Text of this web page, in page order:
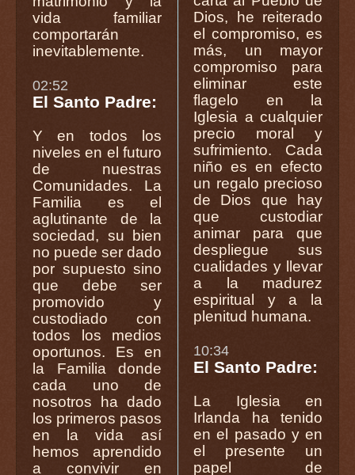
vida familiar
comportarán
inevitablemente.
02:52
El Santo Padre:
Y en todos los
niveles en el futuro
de nuestras
Comunidades. La
Familia es el
aglutinante de la
sociedad, su bien
no puede ser dado
por supuesto sino
que debe ser
promovido y
custodiado con
todos los medios
oportunos. Es en
la Familia donde
cada uno de
nosotros ha dado
los primeros pasos
en la vida así
hemos aprendido
a convivir en
Dios, he reiterado
el compromiso, es
más, un mayor
compromiso para
eliminar este
flagelo en la
Iglesia a cualquier
precio moral y
sufrimiento. Cada
niño es en efecto
un regalo precioso
de Dios que hay
que custodiar
animar para que
despliegue sus
cualidades y llevar
a la madurez
espiritual y a la
plenitud humana.
10:34
El Santo Padre:
La Iglesia en
Irlanda ha tenido
en el pasado y en
el presente un
papel de